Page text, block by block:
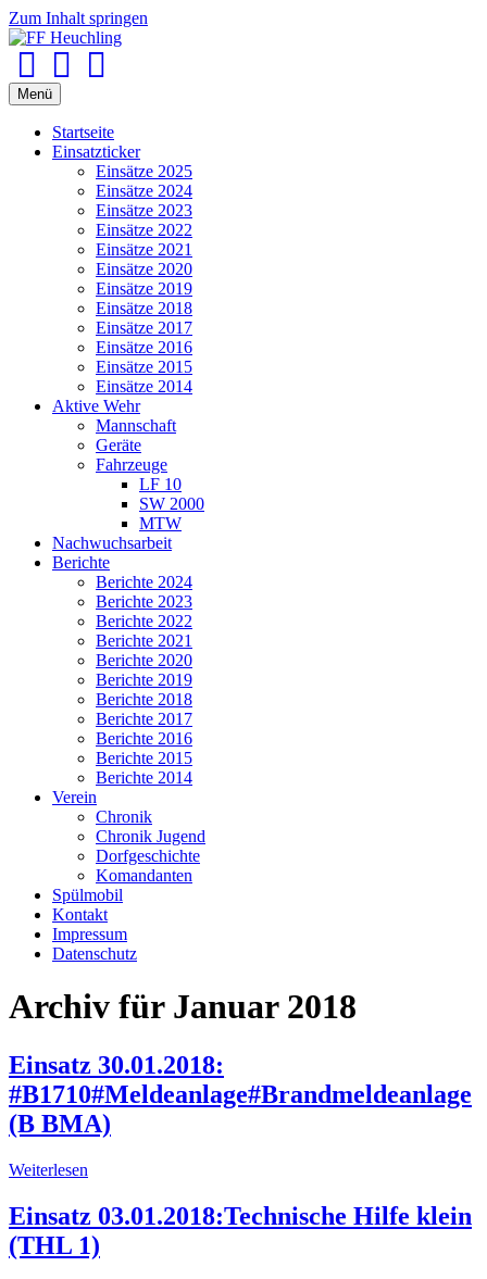
Zum Inhalt springen
Menü
Startseite
Einsatzticker
Einsätze 2025
Einsätze 2024
Einsätze 2023
Einsätze 2022
Einsätze 2021
Einsätze 2020
Einsätze 2019
Einsätze 2018
Einsätze 2017
Einsätze 2016
Einsätze 2015
Einsätze 2014
Aktive Wehr
Mannschaft
Geräte
Fahrzeuge
LF 10
SW 2000
MTW
Nachwuchsarbeit
Berichte
Berichte 2024
Berichte 2023
Berichte 2022
Berichte 2021
Berichte 2020
Berichte 2019
Berichte 2018
Berichte 2017
Berichte 2016
Berichte 2015
Berichte 2014
Verein
Chronik
Chronik Jugend
Dorfgeschichte
Komandanten
Spülmobil
Kontakt
Impressum
Datenschutz
Archiv für Januar 2018
Einsatz 30.01.2018:
#B1710#Meldeanlage#Brandmeldeanlage
(B BMA)
Weiterlesen
Einsatz 03.01.2018:Technische Hilfe klein
(THL 1)